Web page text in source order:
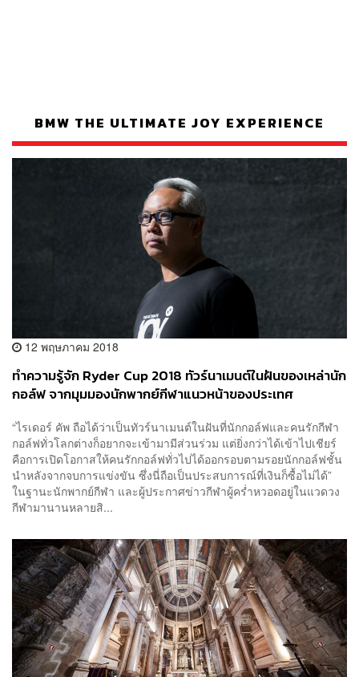
BMW THE ULTIMATE JOY EXPERIENCE
12 พฤษภาคม 2018
ทำความรู้จัก Ryder Cup 2018 ทัวร์นาเมนต์ในฝันของเหล่านัก
กอล์ฟ จากมุมมองนักพากย์กีฬาแนวหน้าของประเทศ
“ไรเดอร์ คัพ ถือได้ว่าเป็นทัวร์นาเมนต์ในฝันที่นักกอล์ฟและคนรักกีฬา
กอล์ฟทั่วโลกต่างก็อยากจะเข้ามามีส่วนร่วม แต่ยิ่งกว่าได้เข้าไปเชียร์
คือการเปิดโอกาสให้คนรักกอล์ฟทั่วไปได้ออกรอบตามรอยนักกอล์ฟชั้น
นำหลังจากจบการแข่งขัน ซึ่งนี่ถือเป็นประสบการณ์ที่เงินก็ซื้อไม่ได้”
ในฐานะนักพากย์กีฬา และผู้ประกาศข่าวกีฬาผู้คร่ำหวอดอยู่ในแวดวง
กีฬามานานหลายสิ...